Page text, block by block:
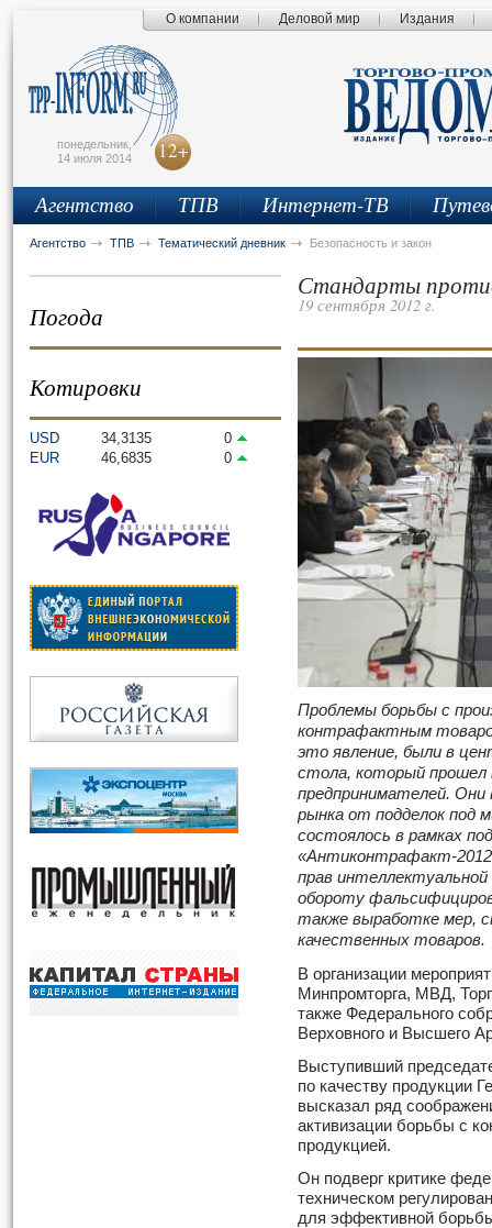
О компании Деловой мир Издания
понедельник,
14 июля 2014
12+
Агентство ТПВ Интернет-ТВ
Агентство ТПВ Тематический дневник Безопасность и закон
Погода
Котировки
USD 34,3135
0
EUR
46,6835 0
Стандарты
19 сентября 2012 г.
Проблемы борьбы с
контрафактным
это явление, были в
стола, который прошел
предпринимателей. Они
рынка от подделок под
состоялось в рамках
«Антиконтрафакт-
прав
обороту
также выработке мер,
качественных товаров.
В организации
Минпромторга, МВД,
также Федерального
Верховного и Высшего
Выступивший
по качеству продукции
высказал ряд
активизации борьбы с
продукцией.
Он подверг критике
техническом
для эффективной